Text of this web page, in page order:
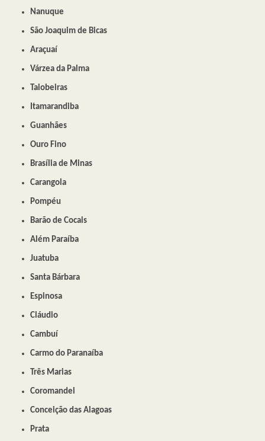
Nanuque
São Joaquim de Bicas
Araçuaí
Várzea da Palma
Taiobeiras
Itamarandiba
Guanhães
Ouro Fino
Brasília de Minas
Carangola
Pompéu
Barão de Cocais
Além Paraíba
Juatuba
Santa Bárbara
Espinosa
Cláudio
Cambuí
Carmo do Paranaíba
Três Marias
Coromandel
Conceição das Alagoas
Prata